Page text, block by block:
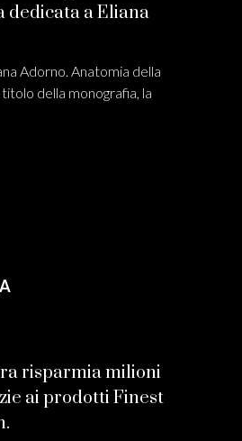
dedicata a Eliana
Adorno. Anatomia della
della monografia, la
risparmia milioni
ai prodotti Finest